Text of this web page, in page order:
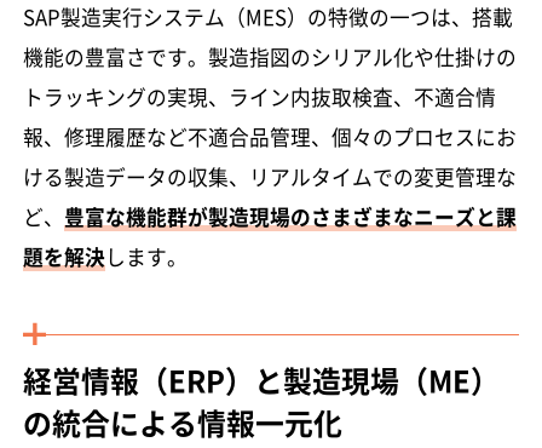
SAP製造実行システム（MES）の特徴の一つは、搭載
機能の豊富さです。製造指図のシリアル化や仕掛けの
トラッキングの実現、ライン内抜取検査、不適合情
報、修理履歴など不適合品管理、個々のプロセスにお
ける製造データの収集、リアルタイムでの変更管理な
ど、 豊富な機能群が製造現場のさまざまなニーズと課
題を解決します。
経営情報（ERP）と製造現場（ME）
の統合による情報一元化